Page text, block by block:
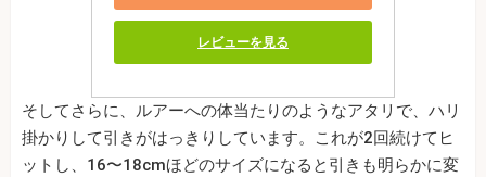
レビューを見る
そしてさらに、ルアーへの体当たりのようなアタリで、ハリ
掛かりして引きがはっきりしています。これが2回続けてヒ
ットし、16〜18cmほどのサイズになると引きも明らかに変